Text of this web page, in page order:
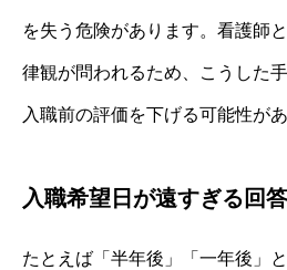
を失う危険があります。看護師
律観が問われるため、こうした
入職前の評価を下げる可能性があ
入職希望日が遠すぎる回答
たとえば「半年後」「一年後」